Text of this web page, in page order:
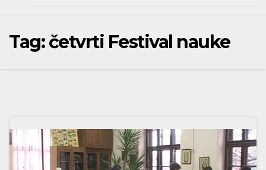
Tag:četvrti Festival nauke